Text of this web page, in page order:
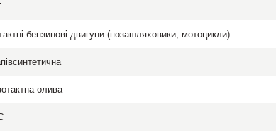
бензинові двигуни (позашляховики, мотоцикли)
олива